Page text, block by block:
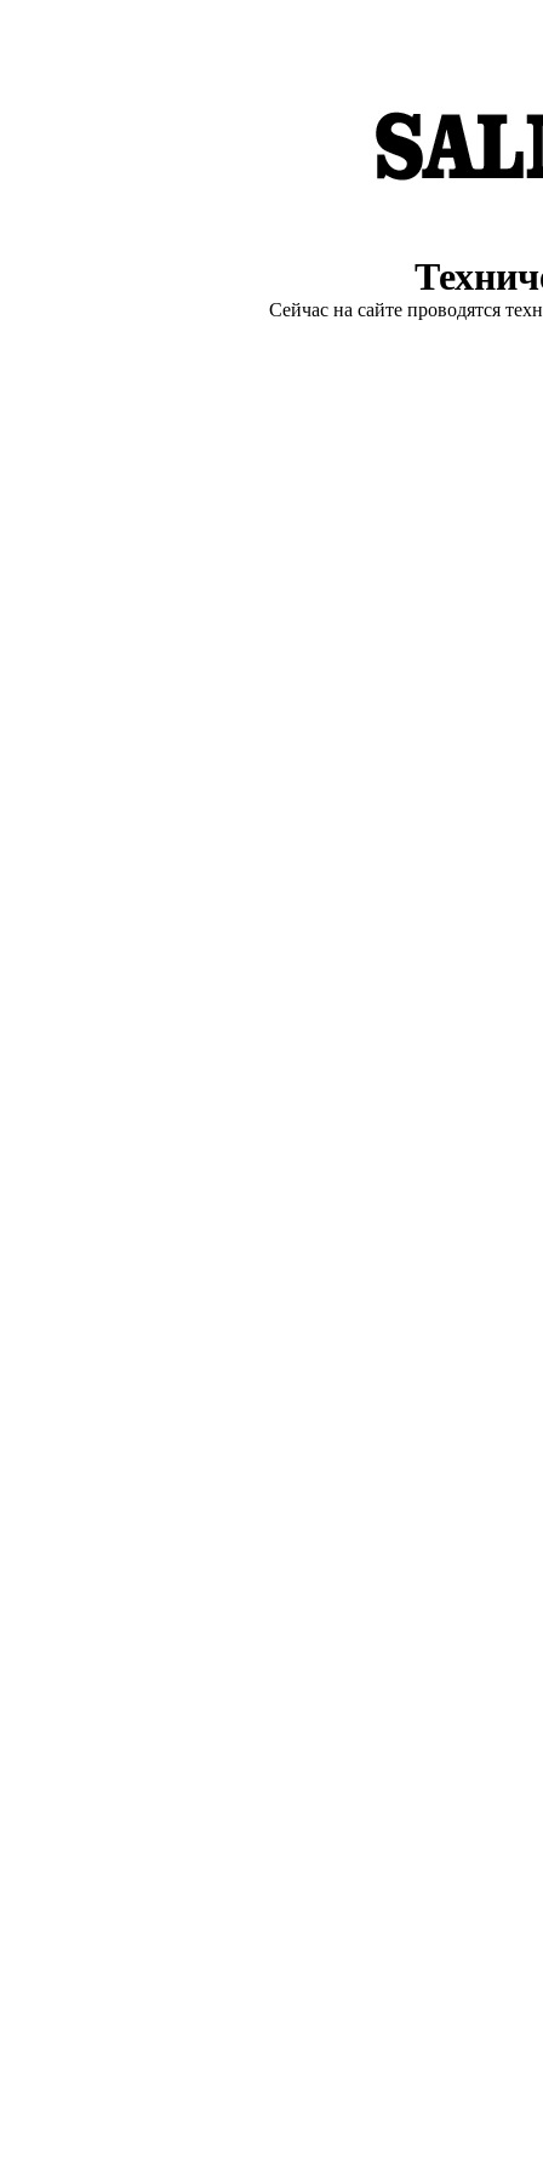
Сейчас на сайте проводятся